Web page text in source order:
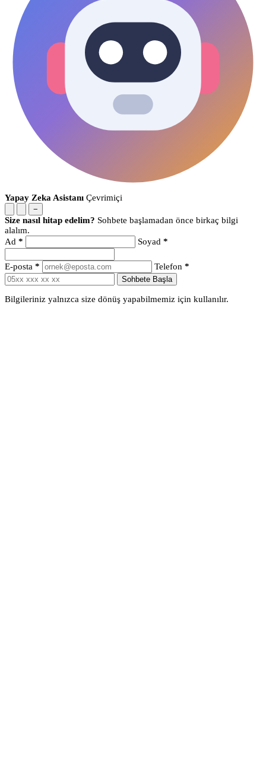
Yapay Zeka Asistanı Çevrimiçi
−
Size nasıl hitap edelim? Sohbete başlamadan önce birkaç bilgi
alalım.
Ad * Soyad *
E-posta * Telefon *
Sohbete Başla
Bilgileriniz yalnızca size dönüş yapabilmemiz için kullanılır.